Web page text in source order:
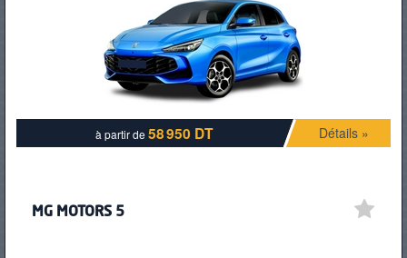
à partir de58 950 DT Détails »
MG MOTORS 5